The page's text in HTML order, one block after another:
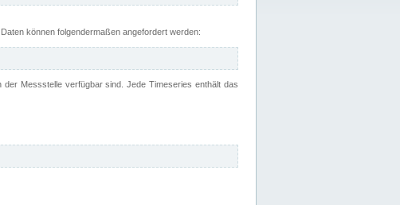
können folgendermaßen angefordert werden:
Messstelle verfügbar sind. Jede Timeseries enthält das